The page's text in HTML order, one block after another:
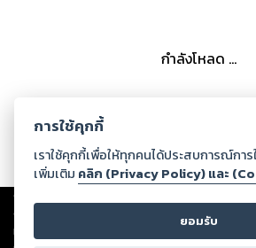
กำลังโหลด ...
Copyright ©
ต่อผลงานหรือเนื้อหาใดที่อัปโหลดผ่านเว็บไซต์และปร
ทรัพย์สินทางปัญญาของบุคคลอื่นหรือขัดต่อกฎหมาย
การใช้คุกกี้
เราใช้คุกกี้เพื่อให้ทุกคนได้ประสบการณ์กา
เพิ่มเติม คลิก (Privacy Policy) และ
ยอมรับ